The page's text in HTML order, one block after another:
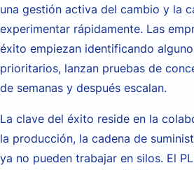
una gestión activa del cambio y la
experimentar rápidamente. Las
éxito empiezan identificando
prioritarios, lanzan pruebas de
de semanas y después escalan.
La clave del éxito reside en la
la producción, la cadena de
ya no pueden trabajar en silos. El